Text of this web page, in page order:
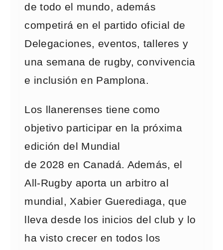
de todo el mundo, además
competirá en el partido oficial de
Delegaciones, eventos, talleres y
una semana de rugby, convivencia
e inclusión en Pamplona.
Los llanerenses tiene como
objetivo participar en la próxima
edición del Mundial
de 2028 en Canadá. Además, el
All-Rugby aporta un arbitro al
mundial, Xabier Guerediaga, que
lleva desde los inicios del club y lo
ha visto crecer en todos los